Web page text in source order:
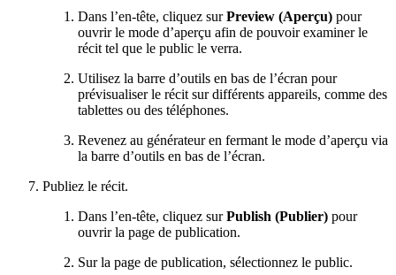
Dans l’en-tête, cliquez surPreview (Aperçu) pour
ouvrir le mode d’aperçu afin de pouvoir examiner le
récit tel que le public le verra.
Utilisez la barre d’outils en bas de l’écran pour
prévisualiser le récit sur différents appareils, comme des
tablettes ou des téléphones.
Revenez au générateur en fermant le mode d’aperçu via
la barre d’outils en bas de l’écran.
Publiez le récit.
Dans l’en-tête, cliquez surPublish (Publier) pour
ouvrir la page de publication.
Sur la page de publication, sélectionnez le public.